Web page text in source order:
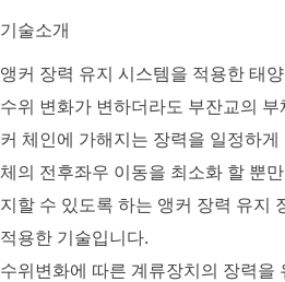
기술소개
앵커 장력 유지 시스템을 적용한 태
수위 변화가 변하더라도 부잔교의
커 체인에 가해지는 장력을 일정하
체의 전후좌우 이동을 최소화 할 뿐
지할 수 있도록 하는 앵커 장력 유지
적용한 기술입니다.
수위변화에 따른 계류장치의 장력을